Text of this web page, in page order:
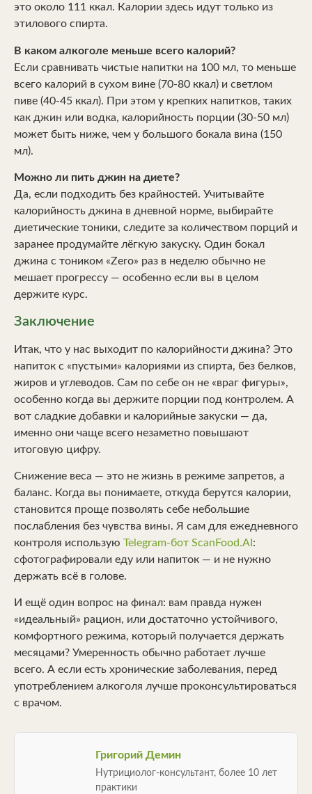
это около 111 ккал. Калории здесь идут только из
этилового спирта.
В каком алкоголе меньше всего калорий?
Если сравнивать чистые напитки на 100 мл, то меньше
всего калорий в сухом вине (70-80 ккал) и светлом
пиве (40-45 ккал). При этом у крепких напитков, таких
как джин или водка, калорийность порции (30-50 мл)
может быть ниже, чем у большого бокала вина (150
мл).
Можно ли пить джин на диете?
Да, если подходить без крайностей. Учитывайте
калорийность джина в дневной норме, выбирайте
диетические тоники, следите за количеством порций и
заранее продумайте лёгкую закуску. Один бокал
джина с тоником «Zero» раз в неделю обычно не
мешает прогрессу — особенно если вы в целом
держите курс.
Заключение
Итак, что у нас выходит по калорийности джина? Это
напиток с «пустыми» калориями из спирта, без белков,
жиров и углеводов. Сам по себе он не «враг фигуры»,
особенно когда вы держите порции под контролем. А
вот сладкие добавки и калорийные закуски — да,
именно они чаще всего незаметно повышают
итоговую цифру.
Снижение веса — это не жизнь в режиме запретов, а
баланс. Когда вы понимаете, откуда берутся калории,
становится проще позволять себе небольшие
послабления без чувства вины. Я сам для ежедневного
контроля использую Telegram-бот ScanFood.AI :
сфотографировали еду или напиток — и не нужно
держать всё в голове.
И ещё один вопрос на финал: вам правда нужен
«идеальный» рацион, или достаточно устойчивого,
комфортного режима, который получается держать
месяцами? Умеренность обычно работает лучше
всего. А если есть хронические заболевания, перед
употреблением алкоголя лучше проконсультироваться
с врачом.
Григорий Демин
Нутрициолог-консультант, более 10 лет
практики